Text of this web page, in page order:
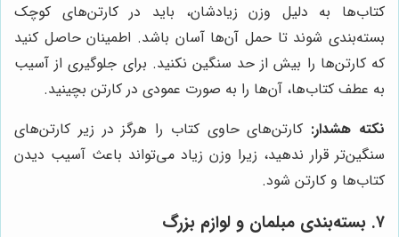
کتاب‌ها به دلیل وزن زیادشان، باید در کارتن‌های کوچک
بسته‌بندی شوند تا حمل آن‌ها آسان باشد. اطمینان حاصل کنید
که کارتن‌ها را بیش از حد سنگین نکنید. برای جلوگیری از آسیب
به عطف کتاب‌ها، آن‌ها را به صورت عمودی در کارتن بچینید.
نکته هشدار: کارتن‌های حاوی کتاب را هرگز در زیر کارتن‌های
سنگین‌تر قرار ندهید، زیرا وزن زیاد می‌تواند باعث آسیب دیدن
کتاب‌ها و کارتن شود.
۷. بسته‌بندی مبلمان و لوازم بزرگ